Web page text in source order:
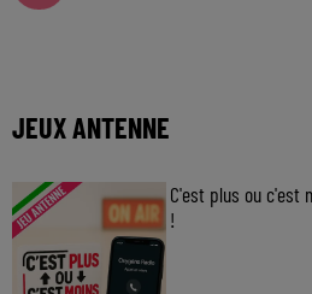
JEUX ANTENNE
C'est plus ou c'est
!